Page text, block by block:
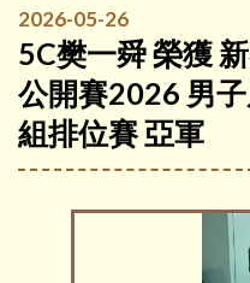
2026-05-26
5C樊一舜 榮獲
公開賽2026 男
組排位賽 亞軍